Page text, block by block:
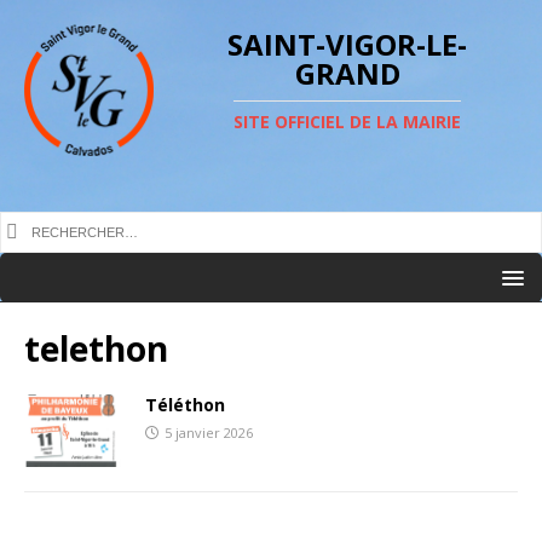
SAINT-VIGOR-LE-
GRAND
SITE OFFICIEL DE LA MAIRIE
telethon
Téléthon
5 janvier 2026